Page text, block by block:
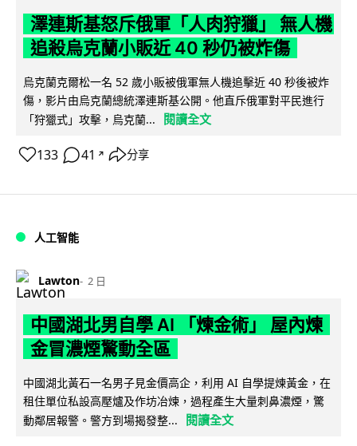
澤連斯基怒斥俄軍「人肉狩獵」 無人機
追殺烏克蘭小販近 40 秒仍被炸傷
烏克蘭克爾松一名 52 歲小販被俄軍無人機追擊近 40 秒後被炸
傷，影片由烏克蘭總統澤連斯基公開。他直斥俄軍對平民進行
「狩獵式」攻擊，烏克蘭...
閱讀全文
133 41 ↗ 分享
人工智能
Lawton 2 日
中國湖北男自學 AI 「煉金術」 屋內煉
金冒濃煙驚動全區
中國湖北黃石一名男子見金價高企，利用 AI 自學提煉黃金，在
租住單位私設高壓爐及作坊冶煉，過程產生大量刺鼻濃煙，驚
動鄰居報警。警方到場揭發整...
閱讀全文